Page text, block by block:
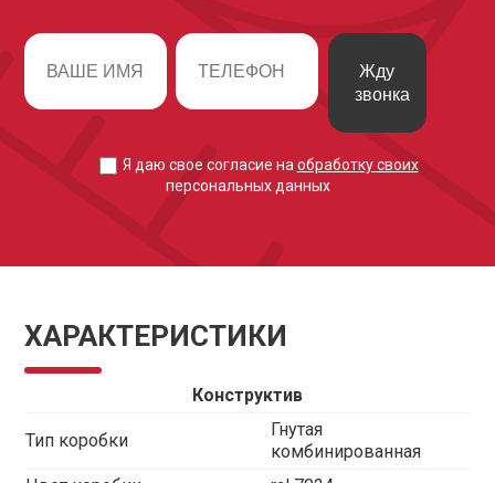
Жду
звонка
Я даю свое согласие на обработку своих
персональных данных
ХАРАКТЕРИСТИКИ
Конструктив
Тип коробки
Гнутая
комбинированная